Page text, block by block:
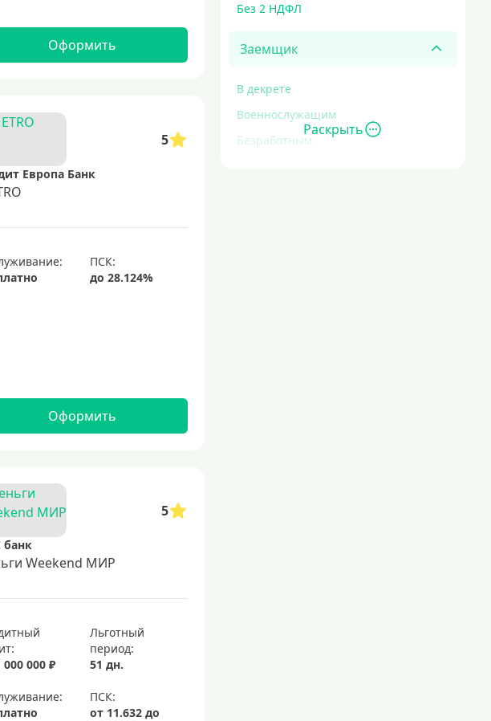
Без 2 НДФЛ
Заемщик
В декрете
Военнослужащим
Безработным
Раскрыть
Оформить
5
Европа Банк
Оформить
5
банк
Weekend МИР
000 000 ₽
Льготный
период:
51 дн.